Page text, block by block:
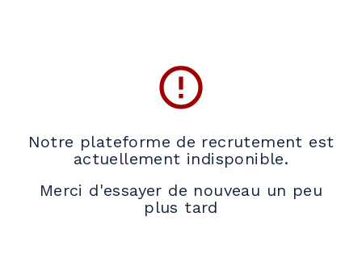
error_outline
Notre plateforme de recrutement est
actuellement indisponible.
Merci d'essayer de nouveau un peu
plus tard